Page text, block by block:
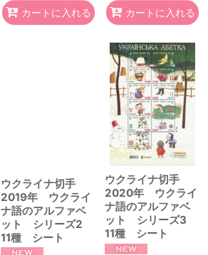
カートに入れる カートに入れる
ウクライナ切手
2019年 ウクライ
ナ語のアルファベ
ット シリーズ2
11種 シート
ウクライナ切手
2020年 ウクライ
ナ語のアルファベ
ット シリーズ3
11種 シート